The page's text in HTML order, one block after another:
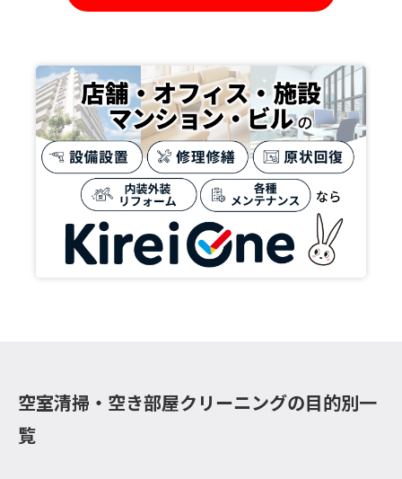
空室清掃・空き部屋クリーニングの目的別一
覧